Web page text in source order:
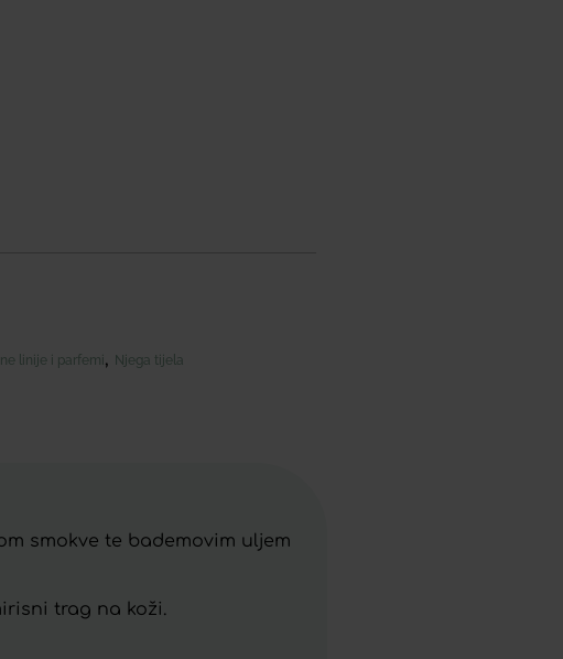
linije i parfemi, Njega tijela
smokve te bademovim uljem
trag na koži.